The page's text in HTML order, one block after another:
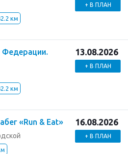
км
+ В ПЛАН
Федерации.
км
13.08.2026
+ В ПЛАН
«Run & Eat» 16.08.2026
+ В ПЛАН